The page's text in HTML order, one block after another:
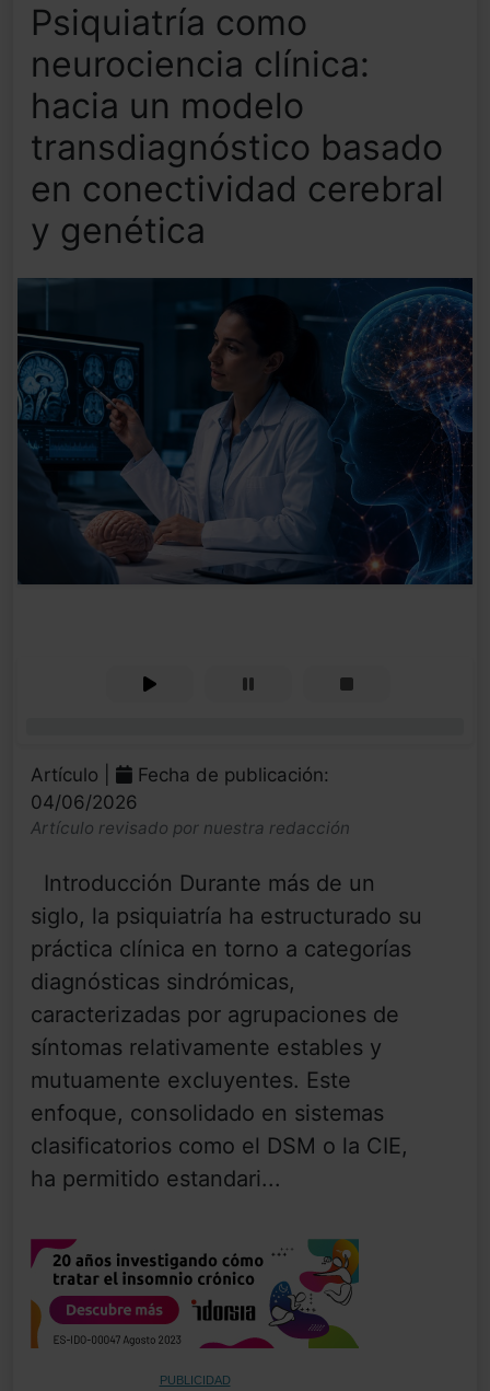
Psiquiatría como
neurociencia clínica:
hacia un modelo
transdiagnóstico basado
en conectividad cerebral
y genética
Artículo |
Fecha de publicación:
04/06/2026
Artículo revisado por nuestra redacción
Introducción Durante más de un
siglo, la psiquiatría ha estructurado su
práctica clínica en torno a categorías
diagnósticas sindrómicas,
caracterizadas por agrupaciones de
síntomas relativamente estables y
mutuamente excluyentes. Este
enfoque, consolidado en sistemas
clasificatorios como el DSM o la CIE,
ha permitido estandari...
PUBLICIDAD